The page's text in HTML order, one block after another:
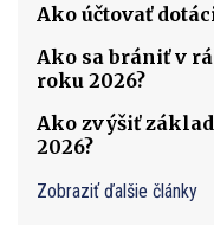
Ako účtovať
Ako sa brániť v
roku 2026?
Ako zvýšiť
2026?
Zobraziť ďalšie články